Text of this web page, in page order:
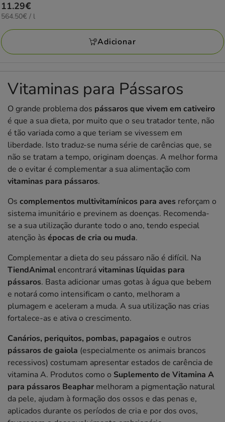
Preço
11.29€
11.29€
564.50€
L
564.50€ / l
Adicionar
Vitaminas para Pássaros
O grande problema dos pássaros que vivem em cativeiro
é que a sua dieta, por muito que o seu tratador tente, não
é tão variada como a que teriam se vivessem em
liberdade. Isto traduz-se numa série de carências que, se
não se tratam a tempo, originam doenças. A melhor forma
de o evitar é complementar a sua alimentação com
vitaminas para pássaros.
Os complementos multivitamínicos para aves reforçam o
sistema imunitário e previnem as doenças. Recomenda-
se a sua utilização durante todo o ano, tendo especial
atenção às épocas de cria ou muda.
Complementar a dieta do seu pássaro não é difícil. Na
TiendAnimalencontrarávitaminas líquidas para
pássaros. Basta adicionar umas gotas à água que bebem
e notará como intensificam o canto, melhoram a
plumagem e aceleram a muda. A sua utilização nas crias
fortalece-as e ativa o crescimento.
Canários, periquitos, pombas, papagaios e outros
pássaros de gaiola (especialmente os animais brancos
recessivos) costumam apresentar estados de carência de
vitamina A. Produtos como o Suplemento de Vitamina A
para pássaros Beaphar melhoram a pigmentação natural
da pele, ajudam à formação dos ossos e das penas e,
aplicados durante os períodos de cria e por dos ovos,